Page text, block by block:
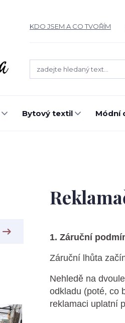
KDO JSEM A CO TVOŘÍM
Bytový textil Módní
1. Záruční
Záruční lhůta
Nehledě na
odkladu (poté, co
reklamaci uplatní